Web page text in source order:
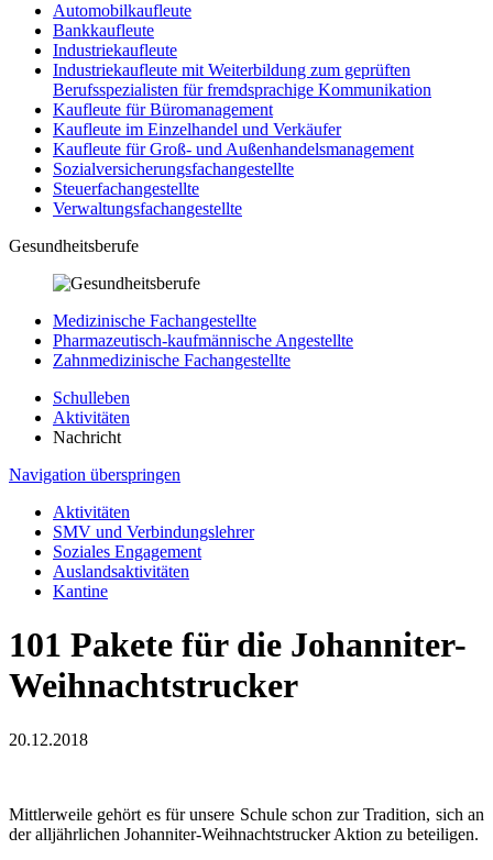
Automobilkaufleute
Bankkaufleute
Industriekaufleute
Industriekaufleute mit Weiterbildung zum geprüften
Berufsspezialisten für fremdsprachige Kommunikation
Kaufleute für Büromanagement
Kaufleute im Einzelhandel und Verkäufer
Kaufleute für Groß- und Außenhandelsmanagement
Sozialversicherungsfachangestellte
Steuerfachangestellte
Verwaltungsfachangestellte
Gesundheitsberufe
Medizinische Fachangestellte
Pharmazeutisch-kaufmännische Angestellte
Zahnmedizinische Fachangestellte
Schulleben
Aktivitäten
Nachricht
Navigation überspringen
Aktivitäten
SMV und Verbindungslehrer
Soziales Engagement
Auslandsaktivitäten
Kantine
101 Pakete für die Johanniter-
Weihnachtstrucker
20.12.2018
Mittlerweile gehört es für unsere Schule schon zur Tradition, sich an
der alljährlichen Johanniter-Weihnachtstrucker Aktion zu beteiligen.